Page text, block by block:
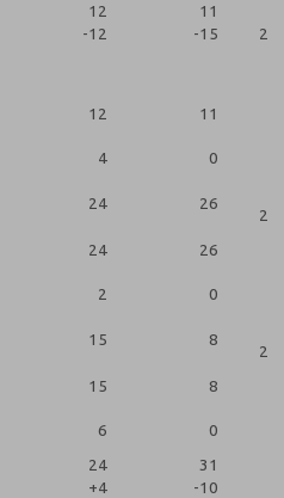
12
-12
11
-15
2
12 11
4 0
24 26
2
24 26
2 0
15 8
2
15 8
6 0
24
+4
31
-10